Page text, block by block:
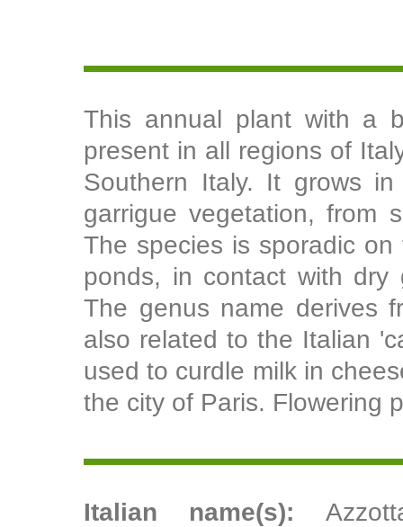
This annual plant with a
present in all regions of
Southern Italy. It grows
garrigue vegetation, from
The species is sporadic
ponds, in contact with dry
The genus name derives
also related to the Italian
used to curdle milk in
the city of Paris. Flowering
Italian name(s):